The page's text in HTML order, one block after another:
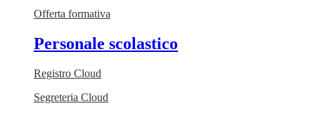
Offerta formativa
Personale scolastico
Registro Cloud
Segreteria Cloud